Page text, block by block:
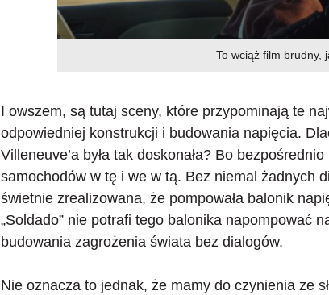
To wciąż film brudny,
I owszem, są tutaj sceny, które przypominają te
odpowiedniej konstrukcji i budowania napięcia.
Villeneuve’a była tak doskonała? Bo
samochodów w tę i we w tą. Bez niemal żadnych
świetnie zrealizowana, że pompowała balonik
„Soldado” nie potrafi tego balonika napompować
budowania zagrożenia świata bez dialogów.
Nie oznacza to jednak, że mamy do czynienia ze